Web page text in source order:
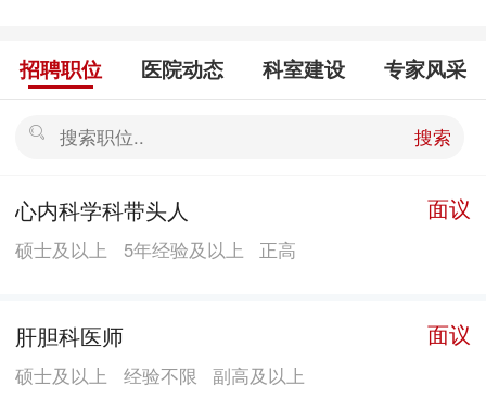
一级临床学科18个，二级临床专科13个，其中县级重点
次，业务总收入2.2亿元。 近年来，在县委县政府、卫计
策，始终围绕“病人第一、质量第一”服务宗旨，科学决
策，加强管理，团结协作，克难攻坚，大力提高服务能
彩超、电子胃镜、肠镜、关节镜、腹腔镜、菲力普C臂
机、血透仪等一批进口高档医疗仪器，并与浙医二院建
招聘职位 医院动态 科室建设 专家风采
搜索
​心内科学科带头人 面议
硕士及以上 5年经验及以上 正高
肝胆科医师 面议
硕士及以上 经验不限 副高及以上